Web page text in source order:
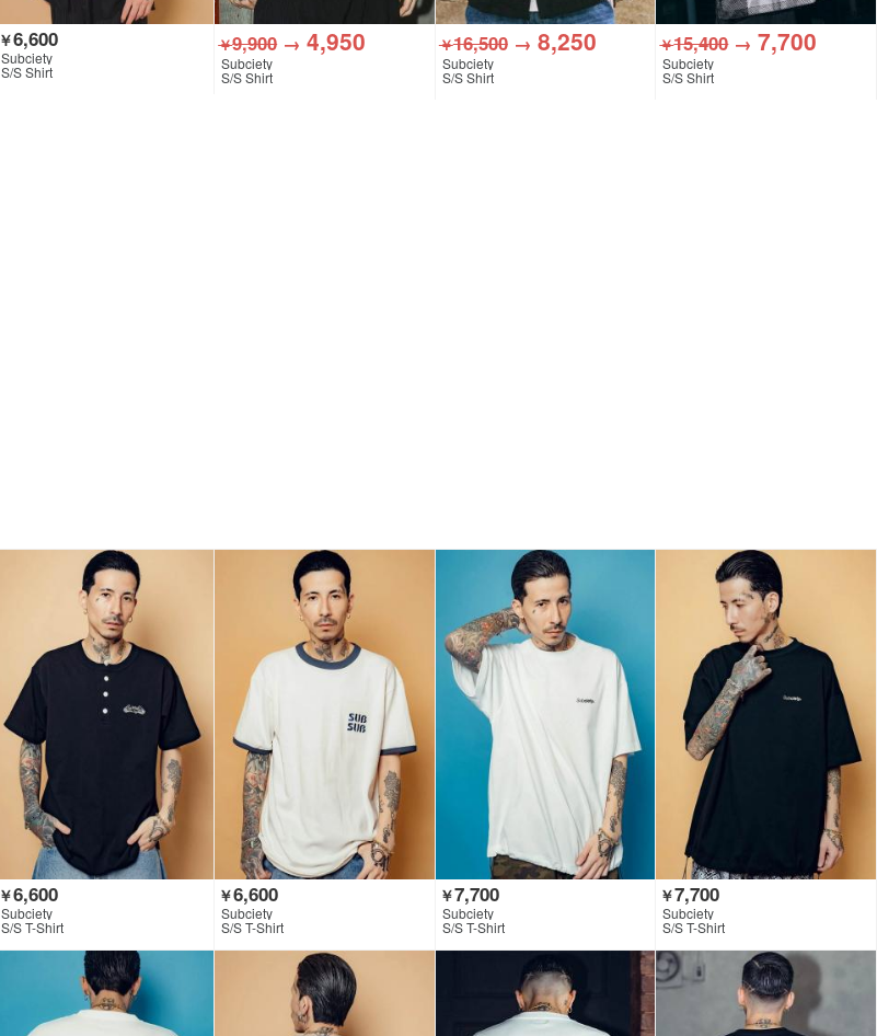
￥6,600
Subciety
S/S Shirt
￥9,900→4,950
Subciety
S/S Shirt
￥16,500→ 8,250
Subciety
S/S Shirt
￥15,400→7,700
Subciety
S/S Shirt
￥6,600
Subciety
S/S T-Shirt
￥6,600
Subciety
S/S T-Shirt
￥7,700
Subciety
S/S T-Shirt
￥7,700
Subciety
S/S T-Shirt